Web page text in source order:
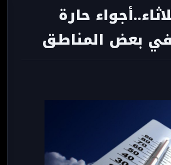
حارة
بعض المناطق